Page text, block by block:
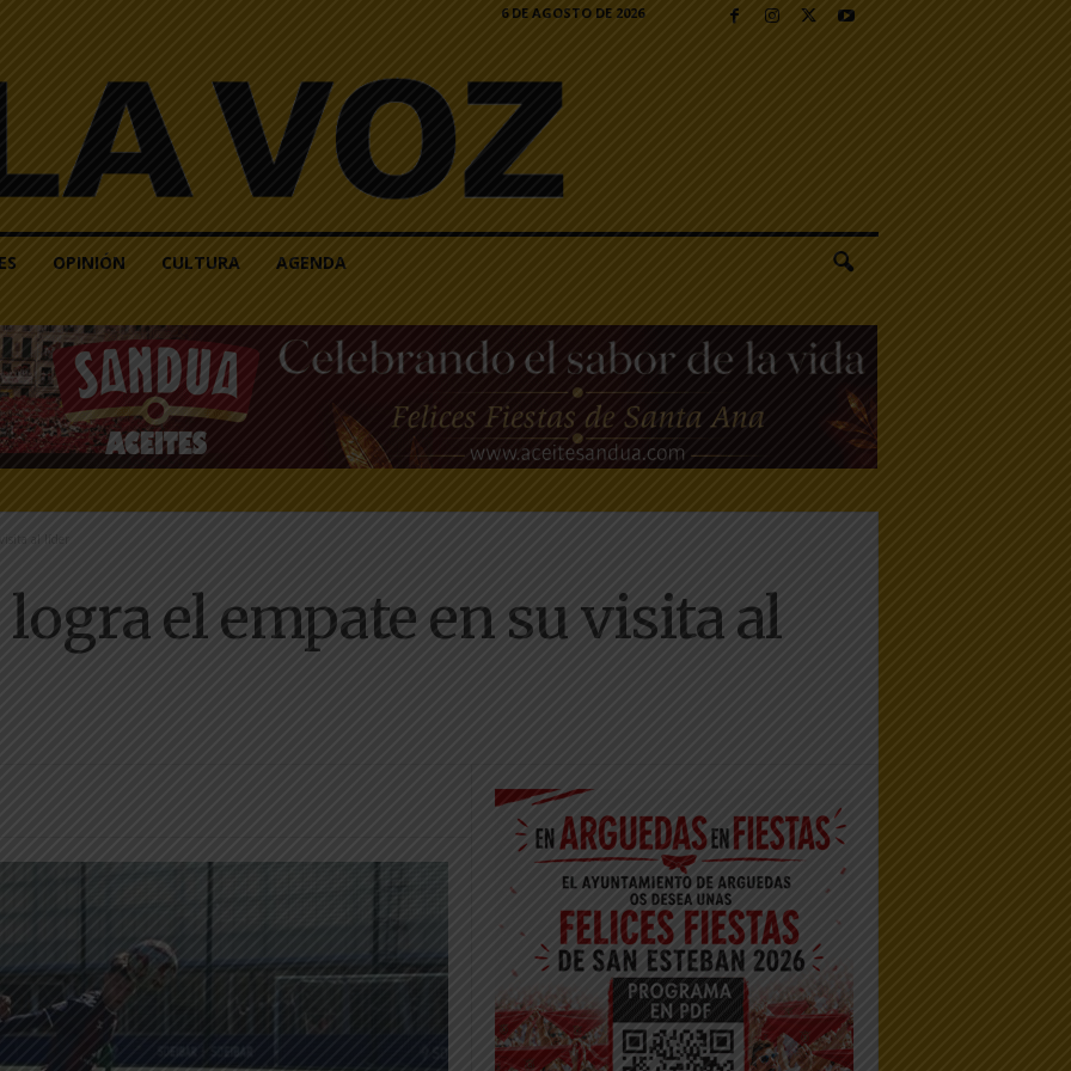
6 DE AGOSTO DE 2026
OPINIÓN CULTURA AGENDA
al líder
el empate en su visita al